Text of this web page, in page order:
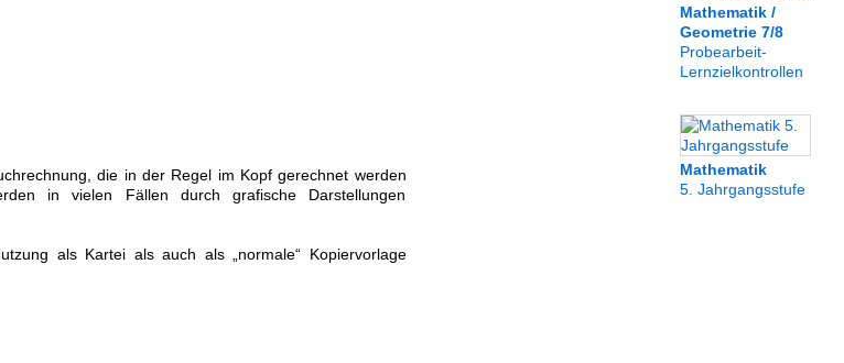
die in der Regel im Kopf gerechnet werden
in vielen Fällen durch grafische Darstellungen
als Kartei als auch als „normale“ Kopiervorlage
Mathematik /
Geometrie 7/8
Probearbeit-
Lernzielkontrollen
Mathematik
5. Jahrgangsstufe